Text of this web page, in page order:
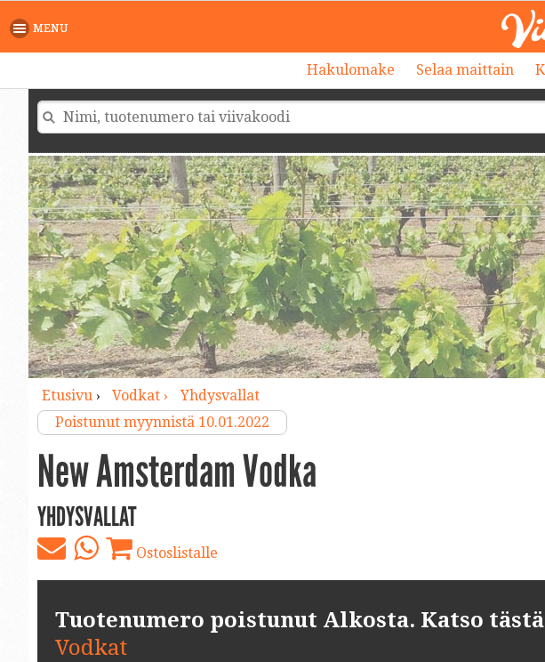
MENU
Hakulomake Selaa maittain
Etusivu› Vodkat ›
Yhdysvallat
Poistunut myynnistä 10.01.2022
New Amsterdam Vodka
YHDYSVALLAT
Ostoslistalle
Tuotenumero poistunut Alkosta. Katso
Vodkat